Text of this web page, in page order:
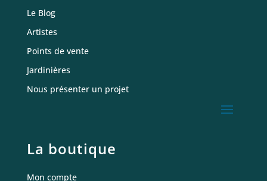
Le Blog
Artistes
Points de vente
Jardinières
Nous présenter un projet
La boutique
Mon compte